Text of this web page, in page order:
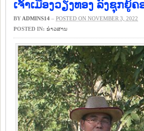
ເຈົ້າເມືອງວຽງທອງ ລົງຊຸກຍູ້
BY ADMINS14 – POSTED ON NOVEMBER 3, 2022
POSTED IN: ​ຂ່າວ​ສານ